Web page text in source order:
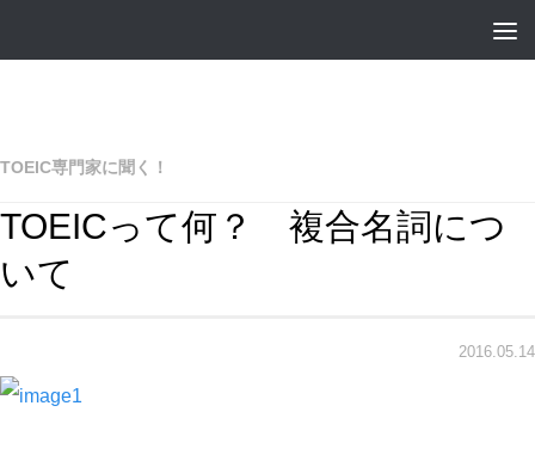
TOEIC専門家に聞く！
TOEICって何？ 複合名詞につ
いて
2016.05.14